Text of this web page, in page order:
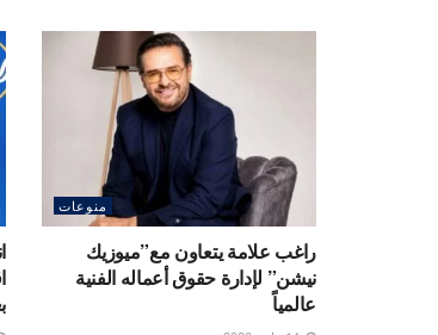
منوعات
راغب علامة يتعاون مع”ميوزيك
نيشن” لإدارة حقوق أعماله الفنية
عالمياً